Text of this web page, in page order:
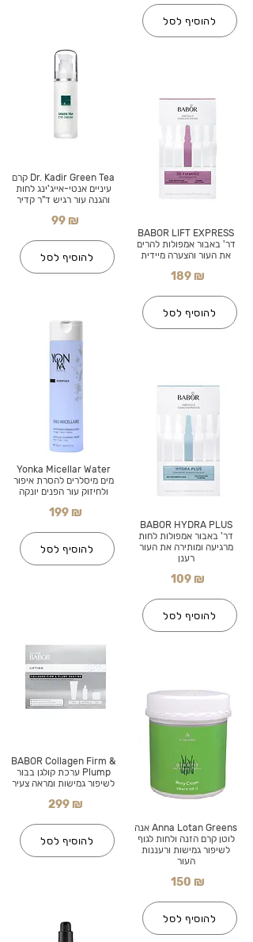
Dr. Kadir Green Tea קרם
עיניים אנטי-אייג'ינג לחות
והגנה עור רגיש ד"ר קדיר
99 ₪
להוסיף לסל
Yonka Micellar Water
מים מיסלרים להסרת איפור
ולחיזוק עור הפנים יונקה
199 ₪
להוסיף לסל
BABOR Collagen Firm &
Plump ערכת קולגן בבור
לשיפור גמישות ומראה צעיר
299 ₪
להוסיף לסל
להוסיף לסל
BABOR LIFT EXPRESS
דר' באבור אמפולות להרים
את העור והצערה מיידית
189 ₪
להוסיף לסל
BABOR HYDRA PLUS
דר' באבור אמפולות לחות
מרגיעה ומותירה את העור
רענן
109 ₪
להוסיף לסל
Anna Lotan Greens אנה
לוטן קרם הזנה ולחות לגוף
לשיפור גמישות ורעננות
העור
150 ₪
להוסיף לסל